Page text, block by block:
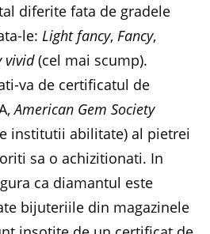
diferite fata de gradele
le: Light fancy, Fancy,
vivid(cel mai scump).
va de certificatul de
American Gem Society
institutii abilitate) al pietrei
sa o achizitionati. In
ca diamantul este
bijuteriile din magazinele